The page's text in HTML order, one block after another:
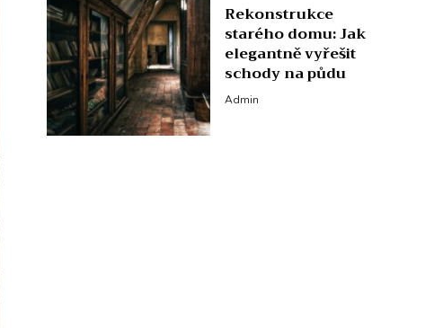
Rekonstrukce
starého domu: Jak
elegantně vyřešit
schody na půdu
Admin